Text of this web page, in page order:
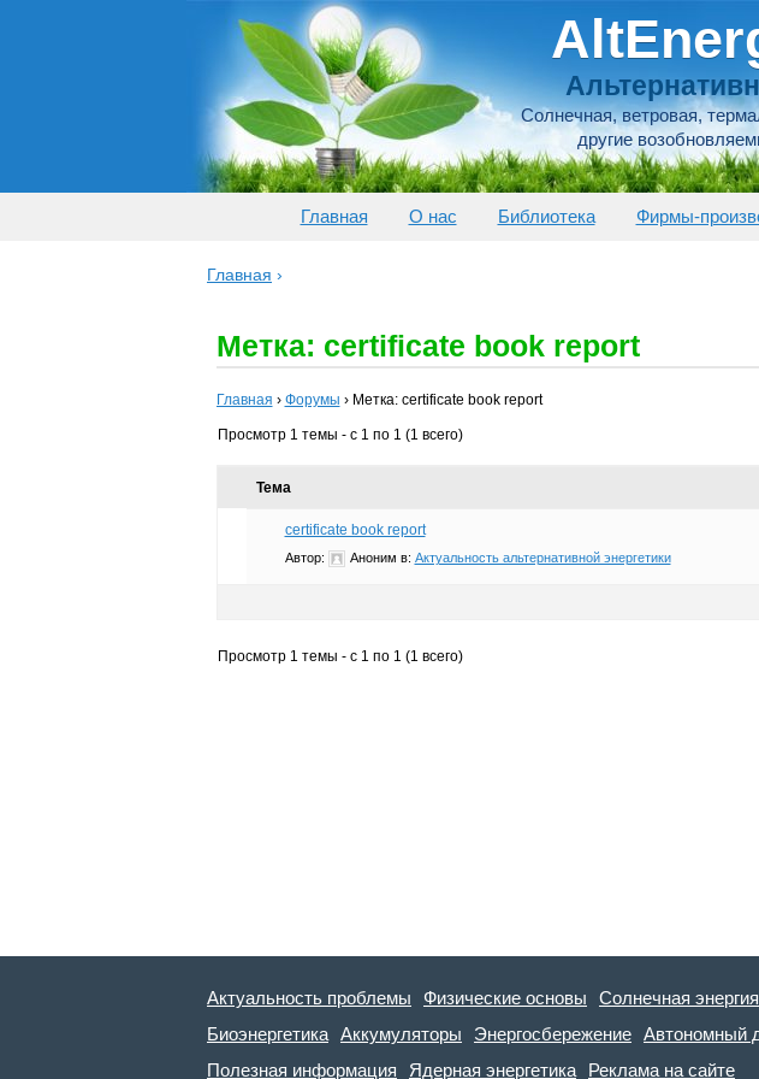
Солнечная, ветровая,
другие
Главная О нас Библиотека Фирмы-
Главная ›
Метка: certificate book report
Главная › Форумы › Метка: certificate book report
Просмотр 1 темы - с 1 по 1 (1 всего)
Тема
certificate book report
Автор: Аноним в: Актуальность альтернативной энергетики
Просмотр 1 темы - с 1 по 1 (1 всего)
Актуальность проблемы Физические основы Солнечная энергия
Биоэнергетика Аккумуляторы Энергосбережение Автономный
Полезная информация
Ядерная энергетика Реклама на сайте